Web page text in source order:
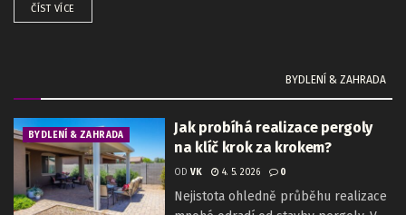
ČÍST VÍCE
BYDLENÍ & ZAHRADA
BYDLENÍ & ZAHRADA
Jak probíhá realizace pergoly
na klíč krok za krokem?
OD VK 4. 5. 2026 0
Nejistota ohledně průběhu realizace